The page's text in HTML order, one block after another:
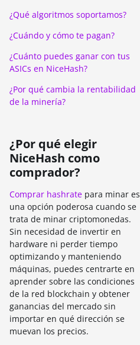
¿Qué algoritmos soportamos?
¿Cuándo y cómo te pagan?
¿Cuánto puedes ganar con tus
ASICs en NiceHash?
¿Por qué cambia la rentabilidad
de la minería?
¿Por qué elegir
NiceHash como
comprador?
Comprar hashrate para minar es
una opción poderosa cuando se
trata de minar criptomonedas.
Sin necesidad de invertir en
hardware ni perder tiempo
optimizando y manteniendo
máquinas, puedes centrarte en
aprender sobre las condiciones
de la red blockchain y obtener
ganancias del mercado sin
importar en qué dirección se
muevan los precios.